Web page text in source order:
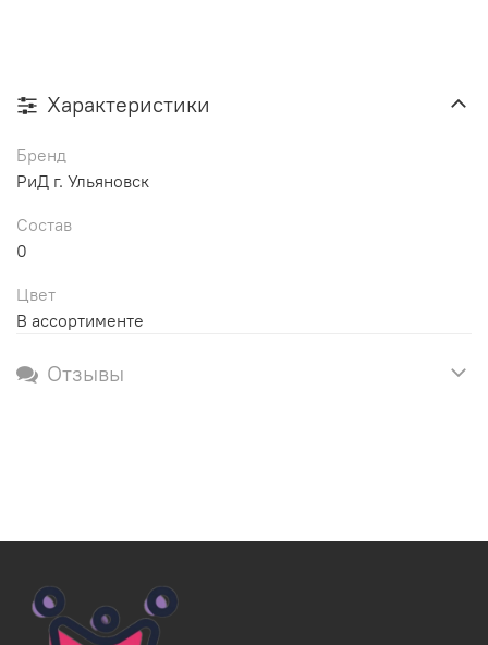
Характеристики
Бренд
РиД г. Ульяновск
Состав
0
Цвет
В ассортименте
Отзывы